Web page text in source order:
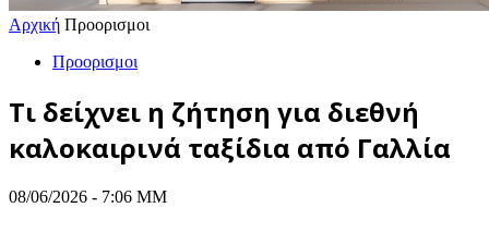
Αρχική Προορισμοι
Προορισμοι
Τι δείχνει η ζήτηση για διεθνή
καλοκαιρινά ταξίδια από Γαλλία
08/06/2026 - 7:06 ΜΜ